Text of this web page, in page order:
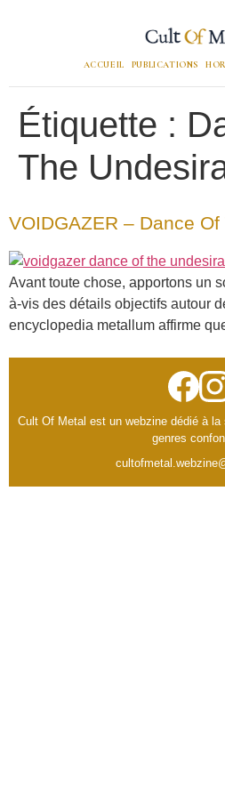
ACCUEIL PUBLICATIONS
Étiquette :
The
VOIDGAZER – Dance
Avant toute chose, apportons un
à-vis des détails objectifs autour
encyclopedia metallum affirme
Cult Of Metal est un webzine dédié à
genres